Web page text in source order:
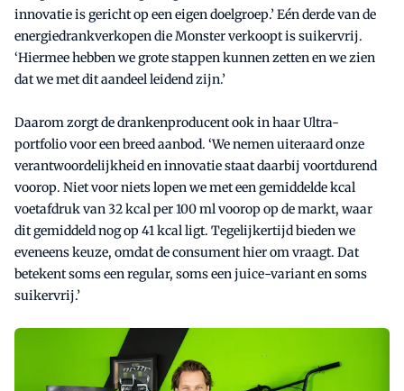
innovatie is gericht op een eigen doelgroep.’ Eén derde van de
energiedrankverkopen die Monster verkoopt is suikervrij.
‘Hiermee hebben we grote stappen kunnen zetten en we zien
dat we met dit aandeel leidend zijn.’
Daarom zorgt de drankenproducent ook in haar Ultra-
portfolio voor een breed aanbod. ‘We nemen uiteraard onze
verantwoordelijkheid en innovatie staat daarbij voortdurend
voorop. Niet voor niets lopen we met een gemiddelde kcal
voetafdruk van 32 kcal per 100 ml voorop op de markt, waar
dit gemiddeld nog op 41 kcal ligt. Tegelijkertijd bieden we
eveneens keuze, omdat de consument hier om vraagt. Dat
betekent soms een regular, soms een juice-variant en soms
suikervrij.’